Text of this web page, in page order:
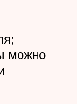
можно